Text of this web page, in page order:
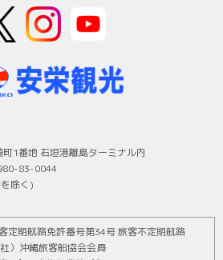
1番地 石垣港離島ターミナル内
83-0044
除く)
定期航路免許番号第34号 旅客不定期航路
社）沖縄旅客船協会会員